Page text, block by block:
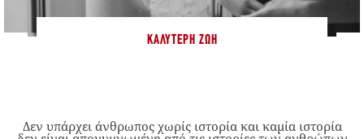
ΚΑΛΎΤΕΡΗ ΖΩΉ
Δεν υπάρχει άνθρωπος χωρίς ιστορία και καμία ιστορία